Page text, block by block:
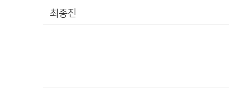
최종진